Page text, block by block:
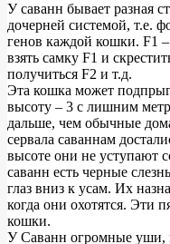
У саванн бывает разная
дочерней системой, т.е.
генов каждой кошки. F1
взять самку F1 и
получиться F2 и т.д.
Эта кошка может
высоту – 3 с лишним
дальше, чем обычные
сервала саваннам
высоте они не уступают
саванн есть черные
глаз вниз к усам. Их
когда они охотятся. Эти
кошки.
У Саванн огромные уши,